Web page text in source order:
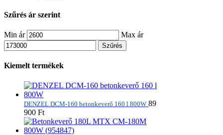
Szűrés ár szerint
Min ár Max ár
Szűrés
Kiemelt termékek
DENZEL DCM-160 betonkeverő 160 l 800W 89
900 Ft